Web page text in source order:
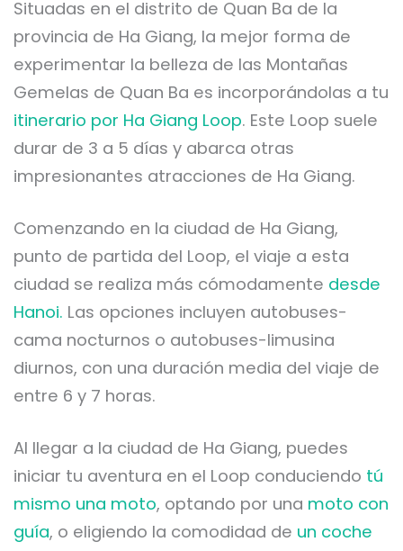
Situadas en el distrito de Quan Ba de la
provincia de Ha Giang, la mejor forma de
experimentar la belleza de las Montañas
Gemelas de Quan Ba es incorporándolas a tu
itinerario por Ha Giang Loop. Este Loop suele
durar de 3 a 5 días y abarca otras
impresionantes atracciones de Ha Giang.
Comenzando en la ciudad de Ha Giang,
punto de partida del Loop, el viaje a esta
ciudad se realiza más cómodamente desde
Hanoi. Las opciones incluyen autobuses-
cama nocturnos o autobuses-limusina
diurnos, con una duración media del viaje de
entre 6 y 7 horas.
Al llegar a la ciudad de Ha Giang, puedes
iniciar tu aventura en el Loop conduciendo tú
mismo una moto, optando por una moto con
guía, o eligiendo la comodidad de un coche